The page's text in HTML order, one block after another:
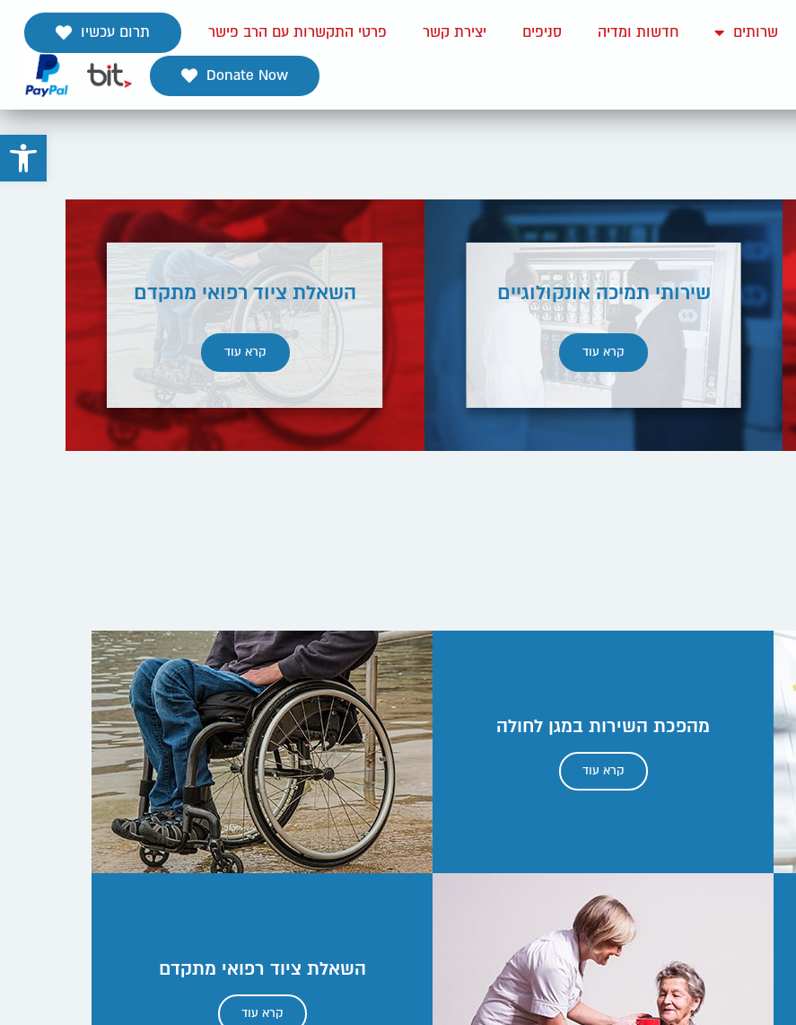
שרותים חדשות ומדיה סניפים יצירת קשר פרטי התקשרות עם הרב פישר תרום עכשיו
Donate Now
שירותי תמיכה אונקולוגיים
קרא עוד
השאלת ציוד רפואי מתקדם
קרא עוד
מהפכת השירות במגן לחולה
קרא עוד
השאלת ציוד רפואי מתקדם
קרא עוד